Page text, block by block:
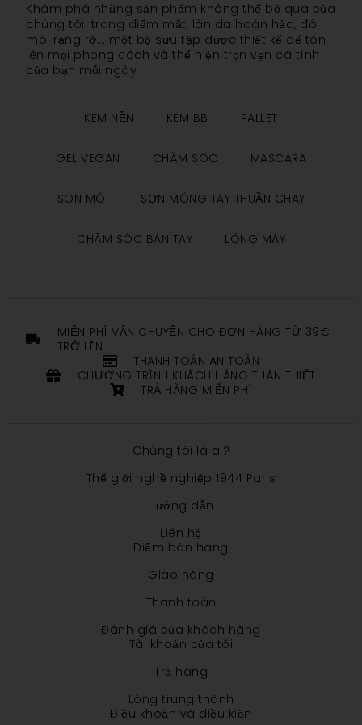
Khám phá những sản phẩm không thể bỏ qua của
chúng tôi: trang điểm mắt, làn da hoàn hảo, đôi
môi rạng rỡ... một bộ sưu tập được thiết kế để tôn
lên mọi phong cách và thể hiện trọn vẹn cá tính
của bạn mỗi ngày.
KEM NỀN KEM BB PALLET
GEL VEGAN CHĂM SÓC MASCARA
SON MÔI SƠN MÓNG TAY THUẦN CHAY
CHĂM SÓC BÀN TAY LÔNG MÀY
MIỄN PHÍ VẬN CHUYỂN CHO ĐƠN HÀNG TỪ 39€
TRỞ LÊN
THANH TOÁN AN TOÀN
CHƯƠNG TRÌNH KHÁCH HÀNG THÂN THIẾT
TRẢ HÀNG MIỄN PHÍ
Chúng tôi là ai?
Thế giới nghề nghiệp 1944 Paris
Hướng dẫn
Liên hệ
Điểm bán hàng
Giao hàng
Thanh toán
Đánh giá của khách hàng
Tài khoản của tôi
Trả hàng
Lòng trung thành
Điều khoản và điều kiện